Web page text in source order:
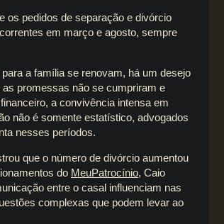
os pedidos de separação e divórcio
em março e agosto, sempre
a família se renovam, há um desejo
promessas não se cumpriram e
a convivência intensa em
não é somente estatístico, advogados
nesses períodos.
que o número de divórcio aumentou
do MeuPatrocínio, Caio
entre o casal influenciam nas
complexas que podem levar ao